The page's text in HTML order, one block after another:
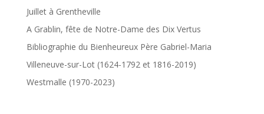
Juillet à Grentheville
A Grablin, fête de Notre-Dame des Dix Vertus
Bibliographie du Bienheureux Père Gabriel-Maria
Villeneuve-sur-Lot (1624-1792 et 1816-2019)
Westmalle (1970-2023)